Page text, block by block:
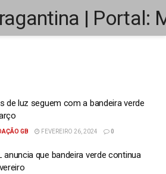
de luz seguem com a bandeira verde
GB FEVEREIRO 26, 2024 0
anuncia que bandeira verde continua